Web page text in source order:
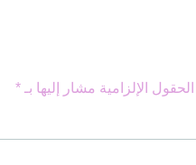
الحقول الإلزامية مشار إليها بـ *